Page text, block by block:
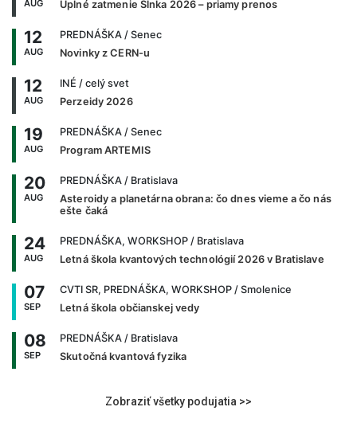
AUG
Úplné zatmenie Slnka 2026 – priamy prenos
12
AUG
PREDNÁŠKA / Senec
Novinky z CERN-u
12
AUG
INÉ / celý svet
Perzeidy 2026
19
AUG
PREDNÁŠKA / Senec
Program ARTEMIS
20
AUG
PREDNÁŠKA / Bratislava
Asteroidy a planetárna obrana: čo dnes vieme a čo nás
ešte čaká
24
AUG
PREDNÁŠKA, WORKSHOP / Bratislava
Letná škola kvantových technológií 2026 v Bratislave
07
SEP
CVTI SR, PREDNÁŠKA, WORKSHOP / Smolenice
Letná škola občianskej vedy
08
SEP
PREDNÁŠKA / Bratislava
Skutočná kvantová fyzika
Zobraziť všetky podujatia >>